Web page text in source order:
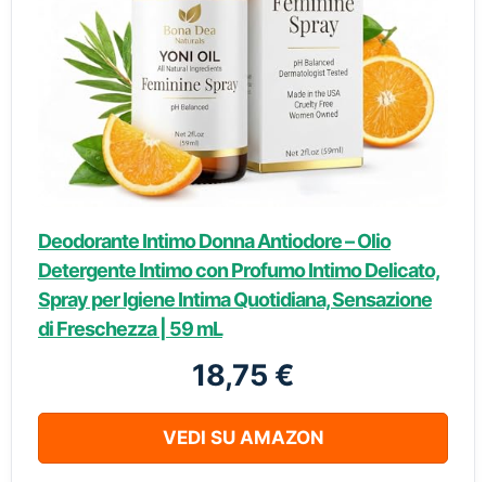
Deodorante Intimo Donna Antiodore – Olio
Detergente Intimo con Profumo Intimo Delicato,
Spray per Igiene Intima Quotidiana, Sensazione
di Freschezza | 59 mL
18,75 €
VEDI SU AMAZON